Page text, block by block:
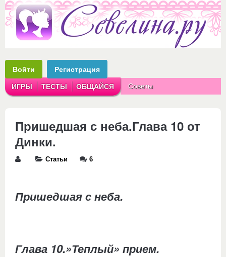
Войти Регистрация
ИГРЫ ТЕСТЫ ОБЩАЙСЯ Советы
Пришедшая с неба.Глава 10 от
Динки.
Статьи 6
Пришедшая с неба.
Глава 10.»Теплый» прием.